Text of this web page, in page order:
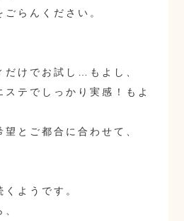
らんください。
だけでお試し…もよし、
テでしっかり実感！もよ
とご都合に合わせて、
ようです。